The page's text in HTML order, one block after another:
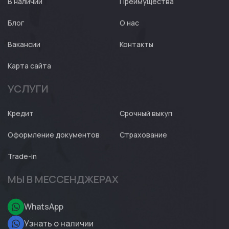
Блог О нас
Вакансии Контакты
Карта сайта
УСЛУГИ
Кредит Срочный выкуп
Оформление документов Страхование
Trade-in
МЫ В МЕССЕНДЖЕРАХ
WhatsApp
Узнать о наличии